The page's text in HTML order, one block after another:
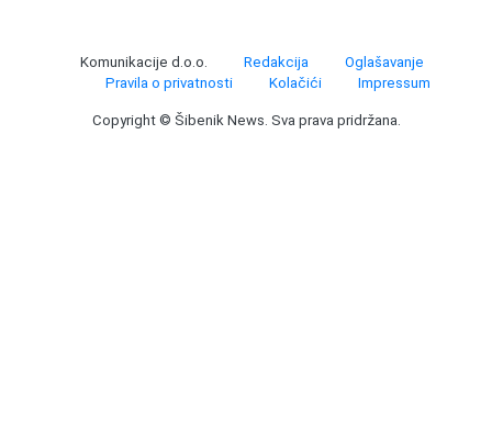
Komunikacije d.o.o. Redakcija
Oglašavanje
Pravila o privatnosti
Kolačići Impressum
Copyright © Šibenik News. Sva prava pridržana.